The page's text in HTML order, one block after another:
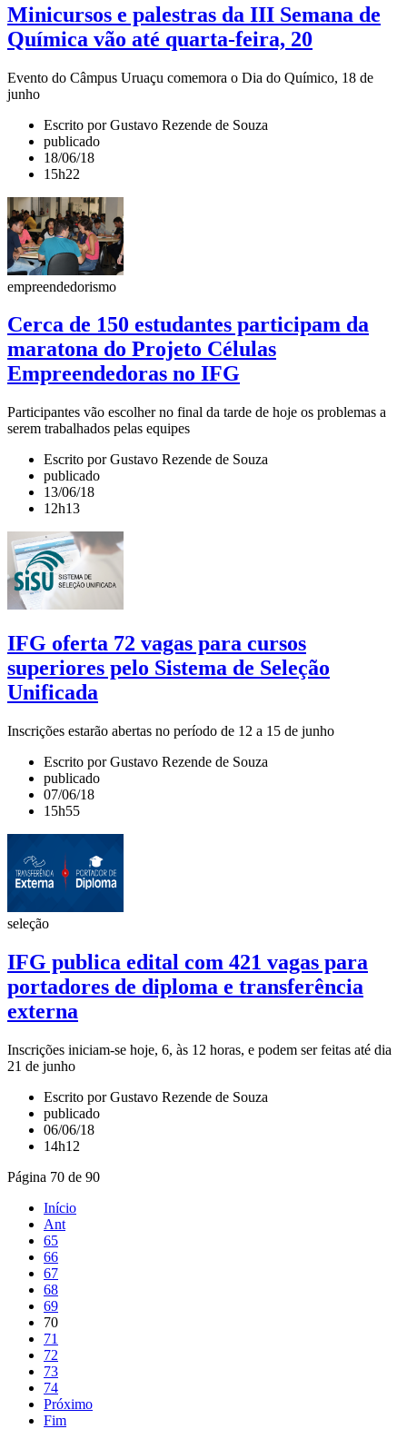
Minicursos e palestras da III Semana de
Química vão até quarta-feira, 20
Evento do Câmpus Uruaçu comemora o Dia do Químico, 18 de
junho
Escrito por Gustavo Rezende de Souza
publicado
18/06/18
15h22
empreendedorismo
Cerca de 150 estudantes participam da
maratona do Projeto Células
Empreendedoras no IFG
Participantes vão escolher no final da tarde de hoje os problemas a
serem trabalhados pelas equipes
Escrito por Gustavo Rezende de Souza
publicado
13/06/18
12h13
IFG oferta 72 vagas para cursos
superiores pelo Sistema de Seleção
Unificada
Inscrições estarão abertas no período de 12 a 15 de junho
Escrito por Gustavo Rezende de Souza
publicado
07/06/18
15h55
seleção
IFG publica edital com 421 vagas para
portadores de diploma e transferência
externa
Inscrições iniciam-se hoje, 6, às 12 horas, e podem ser feitas até dia
21 de junho
Escrito por Gustavo Rezende de Souza
publicado
06/06/18
14h12
Página 70 de 90
Início
Ant
65
66
67
68
69
70
71
72
73
74
Próximo
Fim